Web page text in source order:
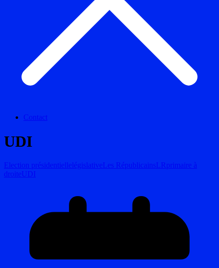
Contact
UDI
Election présidentiellelégislativeLes RépublicainsLRprimaire à
droiteUDI